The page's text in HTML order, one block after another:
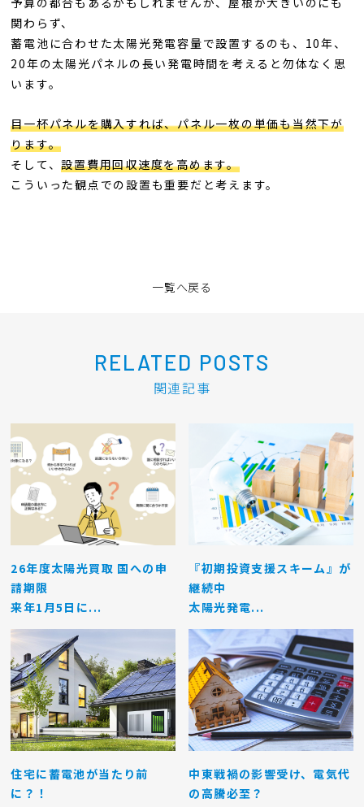
関わらず、
蓄電池に合わせた太陽光発電容量で設置するのも、10年、
20年の太陽光パネルの長い発電時間を考えると勿体なく思
います。
目一杯パネルを購入すれば、パネル一枚の単価も当然下が
ります。
そして、設置費用回収速度を高めます。
こういった観点での設置も重要だと考えます。
一覧へ戻る
RELATED POSTS
関連記事
26年度太陽光買取 国への申
請期限
来年1月5日に...
『初期投資支援スキーム』が
継続中
太陽光発電...
住宅に蓄電池が当たり前
に？！
中東戦禍の影響受け、電気代
の高騰必至？